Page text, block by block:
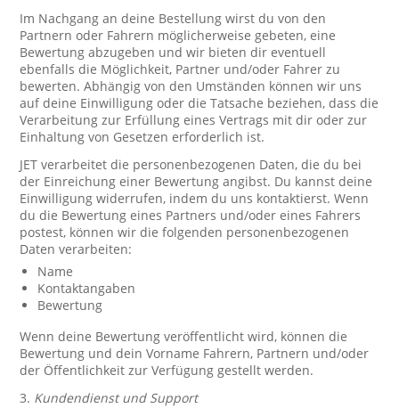
Im Nachgang an deine Bestellung wirst du von den
Partnern oder Fahrern möglicherweise gebeten, eine
Bewertung abzugeben und wir bieten dir eventuell
ebenfalls die Möglichkeit, Partner und/oder Fahrer zu
bewerten. Abhängig von den Umständen können wir uns
auf deine Einwilligung oder die Tatsache beziehen, dass die
Verarbeitung zur Erfüllung eines Vertrags mit dir oder zur
Einhaltung von Gesetzen erforderlich ist.
JET verarbeitet die personenbezogenen Daten, die du bei
der Einreichung einer Bewertung angibst. Du kannst deine
Einwilligung widerrufen, indem du uns kontaktierst. Wenn
du die Bewertung eines Partners und/oder eines Fahrers
postest, können wir die folgenden personenbezogenen
Daten verarbeiten:
Name
Kontaktangaben
Bewertung
Wenn deine Bewertung veröffentlicht wird, können die
Bewertung und dein Vorname Fahrern, Partnern und/oder
der Öffentlichkeit zur Verfügung gestellt werden.
3. Kundendienst und Support